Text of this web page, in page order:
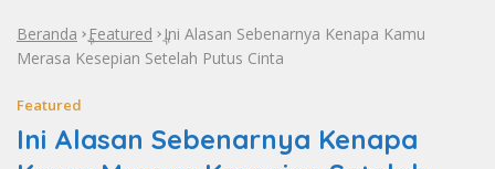
Beranda »Featured »Ini Alasan Sebenarnya Kenapa Kamu
Merasa Kesepian Setelah Putus Cinta
Featured
Ini Alasan Sebenarnya Kenapa